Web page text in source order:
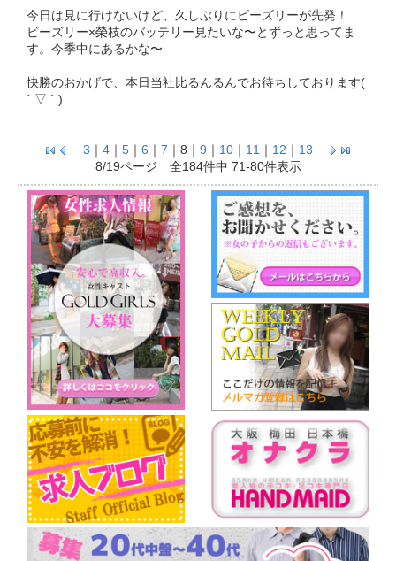
今日は見に行けないけど、久しぶりにビーズリーが先発！
ビーズリー×榮枝のバッテリー見たいな〜とずっと思ってま
す。今季中にあるかな〜
快勝のおかげで、本日当社比るんるんでお待ちしております(
´ ▽ ` )
3 ｜ 4 ｜ 5 ｜ 6 ｜ 7 ｜ 8 ｜ 9 ｜ 10 ｜ 11 ｜ 12 ｜ 13
8/19ページ 全184件中 71-80件表示